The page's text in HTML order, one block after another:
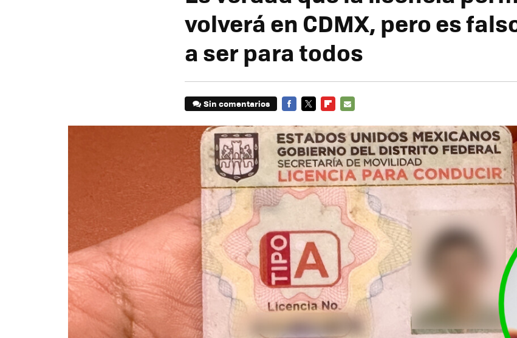
volverá en CDMX, pero es
a ser para todos
Sin comentarios
MAIL